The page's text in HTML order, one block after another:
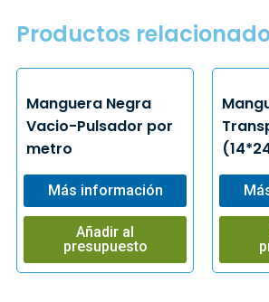
Productos
Manguera Negra
Vacio-Pulsador por
metro
Más información
Añadir al
presupuesto